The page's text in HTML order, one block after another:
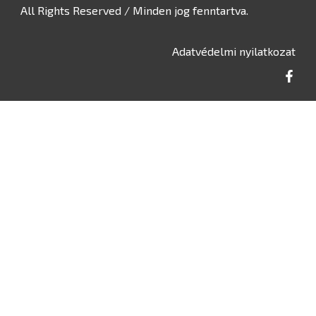
All Rights Reserved / Minden jog fenntartva.
Adatvédelmi nyilatkozat